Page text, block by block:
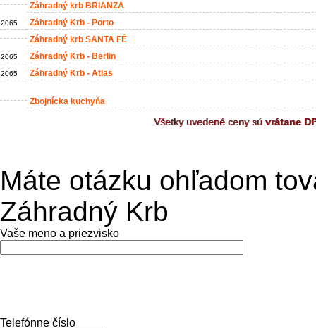
Záhradný krb BRIANZA
2065
Záhradný Krb - Porto
Záhradný krb SANTA FÉ
2065 Záhradný Krb - Berlin
2065 Záhradný Krb - Atlas
Zbojnícka kuchyňa
Všetky uvedené ceny sú vrátane
Máte otázku ohľadom
Záhradný Krb
Vaše meno a priezvisko
Telefónne číslo